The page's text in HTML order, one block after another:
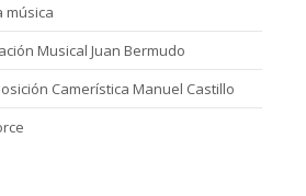
música
Musical Juan Bermudo
Camerística Manuel Castillo